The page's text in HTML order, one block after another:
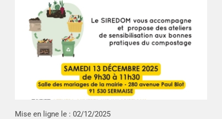
Mise en ligne le : 02/12/2025